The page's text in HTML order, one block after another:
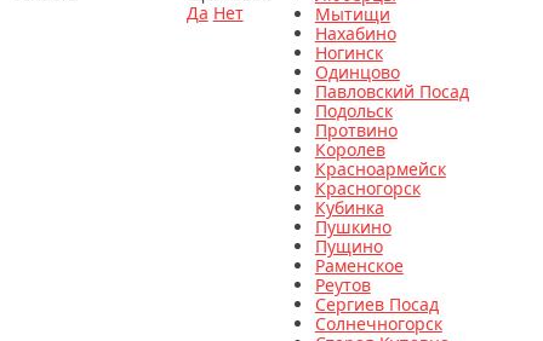
Да Нет
Мытищи
Нахабино
Ногинск
Одинцово
Павловский Посад
Подольск
Протвино
Королев
Красноармейск
Красногорск
Кубинка
Пушкино
Пущино
Раменское
Реутов
Сергиев Посад
Солнечногорск